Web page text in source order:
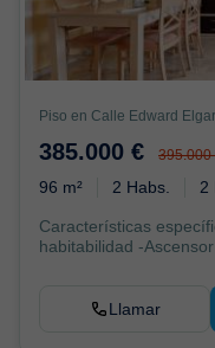
Piso en Calle Edward
385.000 € 395.000
96 m² 2 Habs. 2
Características específicas 1Plaza de garaje -
Llamar